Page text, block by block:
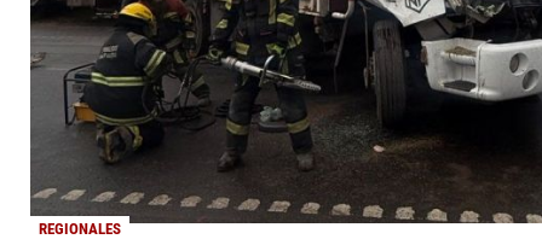
REGIONALES